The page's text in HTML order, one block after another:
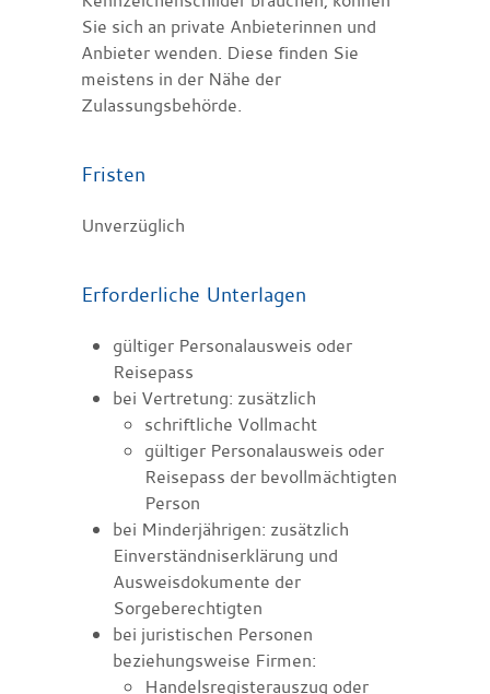
Sie sich an private Anbieterinnen und
Anbieter wenden. Diese finden Sie
meistens in der Nähe der
Zulassungsbehörde.
Fristen
Unverzüglich
Erforderliche Unterlagen
gültiger Personalausweis oder
Reisepass
bei Vertretung: zusätzlich
schriftliche Vollmacht
gültiger Personalausweis oder
Reisepass der bevollmächtigten
Person
bei Minderjährigen: zusätzlich
Einverständniserklärung und
Ausweisdokumente der
Sorgeberechtigten
bei juristischen Personen
beziehungsweise Firmen:
Handelsregisterauszug oder